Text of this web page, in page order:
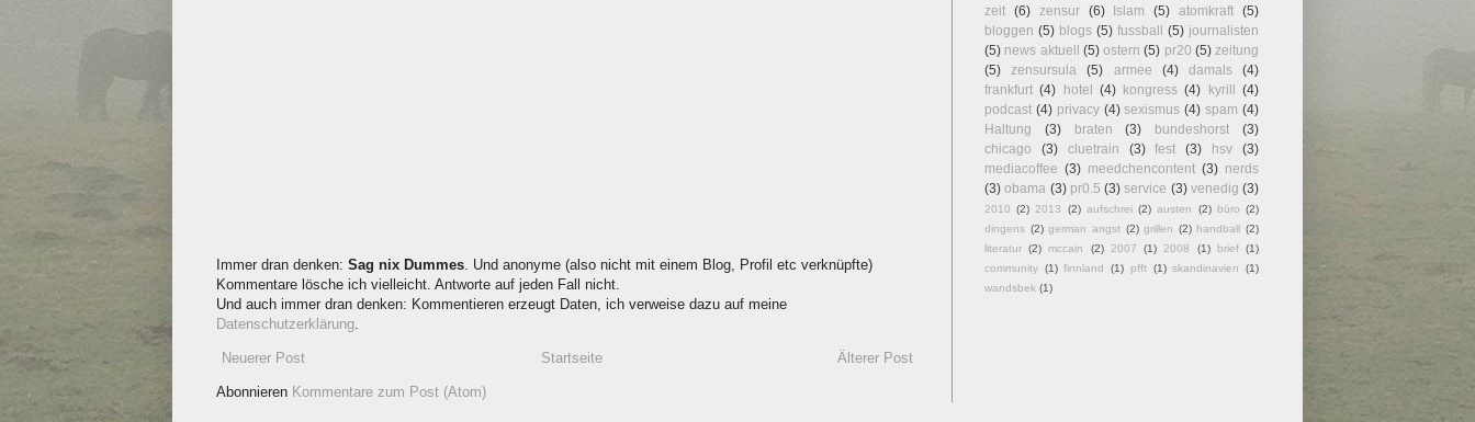
Immer dran denken: Sag nix Dummes . Und anonyme (also nicht mit einem Blog, Profil etc verknüpfte)
Kommentare lösche ich vielleicht. Antworte auf jeden Fall nicht.
Und auch immer dran denken: Kommentieren erzeugt Daten, ich verweise dazu auf meine
Datenschutzerklärung
Neuerer Post Älterer Post
Startseite
Abonnieren Kommentare zum Post (Atom)
zeit
(6) zensur (6) Islam (5) atomkraft
(5)
bloggen (5) blogs (5) fussball (5) journalisten
(5) news aktuell (5) ostern (5) pr20 (5) zeitung
(5)
zensursula (5) armee (4) damals
(4)
frankfurt (4) hotel (4) kongress (4) kyrill
(4)
podcast (4) privacy (4) sexismus (4) spam (4)
Haltung
(3) braten (3) bundeshorst
(3)
chicago
(3) cluetrain (3) fest (3) hsv
(3)
mediacoffee (3) meedchencontent (3) nerds
(3) obama (3) pr0.5 (3) service (3) venedig (3)
2010 (2) 2013 (2) aufschrei (2) austen (2) büro (2)
dingens (2) german angst (2) grillen (2) handball (2)
literatur (2) mccain (2) 2007 (1) 2008 (1) brief (1)
community (1) finnland (1) pfft (1) skandinavien
(1)
wandsbek (1)